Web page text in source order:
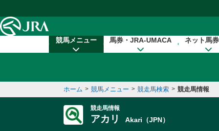
競馬メニュー 馬券・JRA-UMACA ネット馬
ホーム > 競馬メニュー > 競走馬検索 > 競走馬情報
競走馬情報
アカリ Akari（JPN）